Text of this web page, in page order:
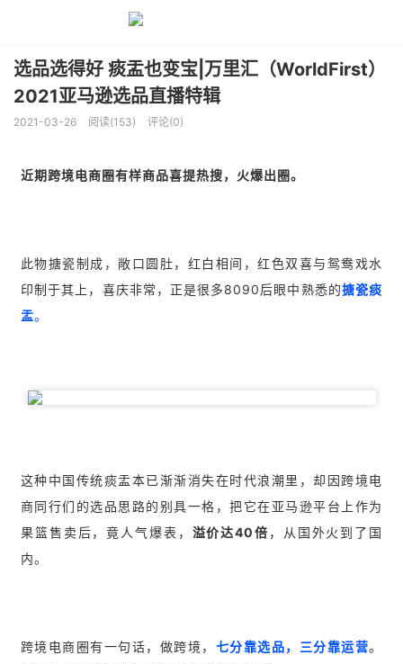
选品选得好 痰盂也变宝|万里汇（WorldFirst）
2021亚马逊选品直播特辑
2021-03-26 阅读(153) 评论(0)
近期跨境电商圈有样商品喜提热搜，火爆出圈。
此物搪瓷制成，敞口圆肚，红白相间，红色双喜与鸳鸯戏水
印制于其上，喜庆非常，正是很多8090后眼中熟悉的搪瓷痰
盂。
这种中国传统痰盂本已渐渐消失在时代浪潮里，却因跨境电
商同行们的选品思路的别具一格，把它在亚马逊平台上作为
果篮售卖后，竟人气爆表， 溢价达40倍 ，从国外火到了国
内。
跨境电商圈有一句话，做跨境， 七分靠选品，三分靠运营。